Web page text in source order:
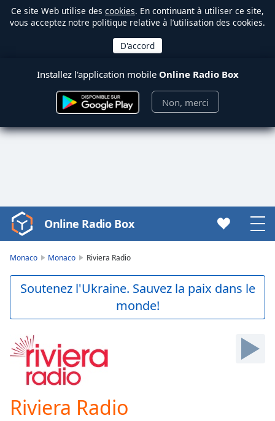
Ce site Web utilise des cookies. En continuant à utiliser ce site,
vous acceptez notre politique relative à l’utilisation des cookies.
Installez l'application mobile Online Radio Box
Non, merci
Video
Player
Play
Video
Skip
Skip
Forward
Current
Online Radio Box
Monaco Monaco Riviera Radio
Soutenez l'Ukraine. Sauvez la paix dans le
monde!
Riviera Radio